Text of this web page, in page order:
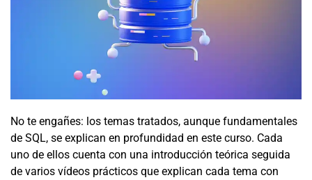
No te engañes: los temas tratados, aunque fundamentales
de SQL, se explican en profundidad en este curso. Cada
uno de ellos cuenta con una introducción teórica seguida
de varios vídeos prácticos que explican cada tema con